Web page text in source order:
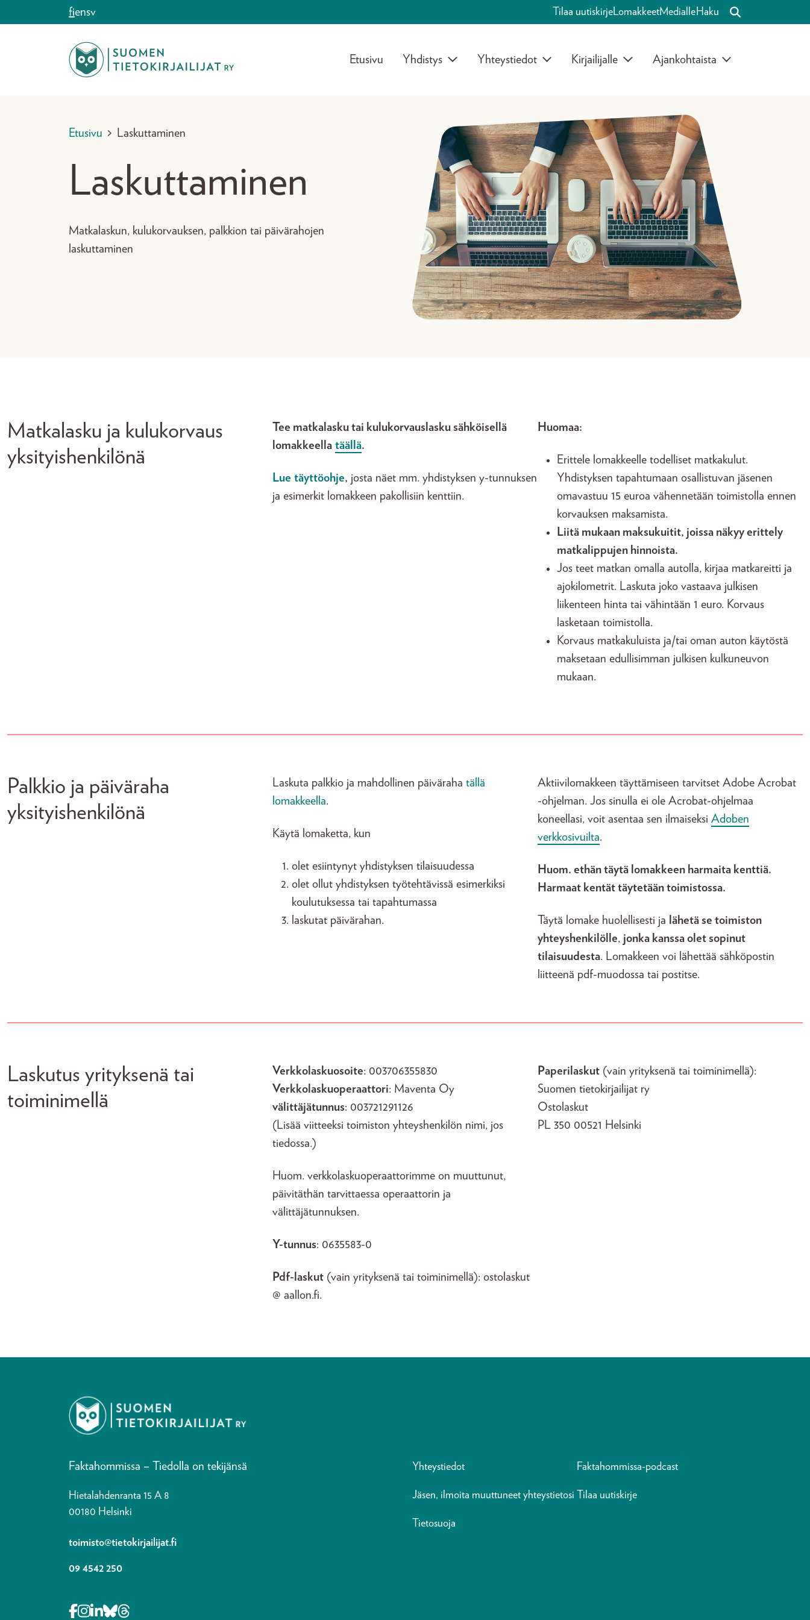
fiensv Tilaa uutiskirjeLomakkeetMedialleHaku
Etusivu Yhdistys Yhteystiedot Kirjailijalle Ajankohtaista
Etusivu > Laskuttaminen
Laskuttaminen
Matkalaskun, kulukorvauksen, palkkion tai päivärahojen
laskuttaminen
Matkalasku ja kulukorvaus
yksityishenkilönä
Tee matkalasku tai kulukorvauslasku sähköisellä
lomakkeella täällä.
Lue täyttöohje, josta näet mm. yhdistyksen y-tunnuksen
ja esimerkit lomakkeen pakollisiin kenttiin.
Huomaa:
Erittele lomakkeelle todelliset matkakulut.
Yhdistyksen tapahtumaan osallistuvan jäsenen
omavastuu 15 euroa vähennetään toimistolla ennen
korvauksen maksamista.
Liitä mukaan maksukuitit, joissa näkyy erittely
matkalippujen hinnoista.
Jos teet matkan omalla autolla, kirjaa matkareitti ja
ajokilometrit. Laskuta joko vastaava julkisen
liikenteen hinta tai vähintään 1 euro. Korvaus
lasketaan toimistolla.
Korvaus matkakuluista ja/tai oman auton käytöstä
maksetaan edullisimman julkisen kulkuneuvon
mukaan.
Palkkio ja päiväraha
yksityishenkilönä
Laskuta palkkio ja mahdollinen päiväraha tällä
lomakkeella.
Käytä lomaketta, kun
olet esiintynyt yhdistyksen tilaisuudessa
olet ollut yhdistyksen työtehtävissä esimerkiksi
koulutuksessa tai tapahtumassa
laskutat päivärahan.
Aktiivilomakkeen täyttämiseen tarvitset Adobe Acrobat
-ohjelman. Jos sinulla ei ole Acrobat-ohjelmaa
koneellasi, voit asentaa sen ilmaiseksi Adoben
verkkosivuilta.
Huom. ethän täytä lomakkeen harmaita kenttiä.
Harmaat kentät täytetään toimistossa.
Täytä lomake huolellisesti ja lähetä se toimiston
yhteyshenkilölle, jonka kanssa olet sopinut
tilaisuudesta. Lomakkeen voi lähettää sähköpostin
liitteenä pdf-muodossa tai postitse.
Laskutus yrityksenä tai
toiminimellä
Verkkolaskuosoite: 003706355830
Verkkolaskuoperaattori: Maventa Oy
välittäjätunnus: 003721291126
(Lisää viitteeksi toimiston yhteyshenkilön nimi, jos
tiedossa.)
Huom. verkkolaskuoperaattorimme on muuttunut,
päivitäthän tarvittaessa operaattorin ja
välittäjätunnuksen.
Y-tunnus: 0635583-0
Pdf-laskut (vain yrityksenä tai toiminimellä): ostolaskut
@ aallon.fi.
Paperilaskut (vain yrityksenä tai toiminimellä):
Suomen tietokirjailijat ry
Ostolaskut
PL 350 00521 Helsinki
Faktahommissa – Tiedolla on tekijänsä
Hietalahdenranta 15 A 8
00180 Helsinki
toimisto@tietokirjailijat.fi
09 4542 250
Yhteystiedot Faktahommissa-podcast
Jäsen, ilmoita muuttuneet yhteystietosi Tilaa uutiskirje
Tietosuoja
Opens in a new tab Facebook-f
Opens in a new tab Instagram
Opens in a new tab Linkedin-in
Opens in a new tab Bluesky